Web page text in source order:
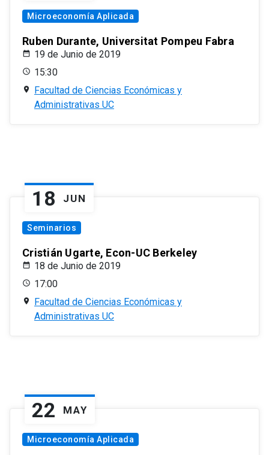
Microeconomía Aplicada
Ruben Durante, Universitat Pompeu Fabra
19 de Junio de 2019
15:30
Facultad de Ciencias Económicas y
Administrativas UC
18 JUN
Seminarios
Cristián Ugarte, Econ-UC Berkeley
18 de Junio de 2019
17:00
Facultad de Ciencias Económicas y
Administrativas UC
22 MAY
Microeconomía Aplicada